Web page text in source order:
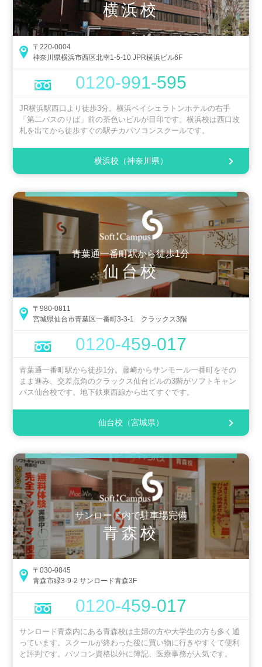
横浜校
〒220-0004
神奈川県横浜市西区北幸1-5-10 JPR横浜ビル6F
0120-991-595
JR横浜駅西口より徒歩3分。横浜ベイシェラトンホテルの右手
「第二バスのりば」前の茶色いビルが目印です。横浜校は西口改
札を出てから徒歩すぐの駅チカパソコンスクールです。
横浜校（神奈川県）
青葉通一番町駅から徒歩1分
仙台校
〒980-0811
宮城県仙台市青葉区一番町3-3-1 クラックス3階
0120-459-017
青葉通一番町駅から徒歩1分。藤崎からサンモール一番町をその
まま進み、交差点角のクラックス仙台ビルの3階がソフトキャン
パス仙台校です。地下鉄東西線から出てすぐです。
仙台校（宮城県）
サンロード内で駐車場完備
青森校
〒030-0845
青森市緑3-9-2 サンロード青森3F
0120-459-017
サンロード青森内にある青森校は主婦の方や大学生の方も多く通
っています。スクールが終わった後に買い物に行きやすくて便利
と評判です。パソコン資格以外に簿記、医療事務が人気です。